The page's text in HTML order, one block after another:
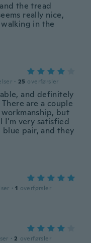
the tread
really nice,
in the
· 25 overførsler
and definitely
are a couple
but
I'm very satisfied
pair, and they
· 1 overførsler
· 2 overførsler